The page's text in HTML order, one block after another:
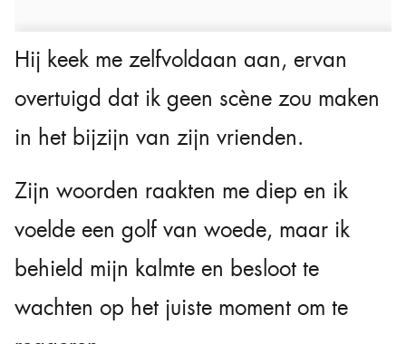
Hij keek me zelfvoldaan aan, ervan
overtuigd dat ik geen scène zou maken
in het bijzijn van zijn vrienden.
Zijn woorden raakten me diep en ik
voelde een golf van woede, maar ik
behield mijn kalmte en besloot te
wachten op het juiste moment om te